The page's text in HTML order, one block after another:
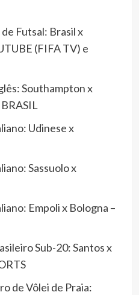
Futsal: Brasil x
(FIFA TV) e
Southampton x
Udinese x
Sassuolo x
Empoli x Bologna –
Sub-20: Santos x
de Vôlei de Praia: